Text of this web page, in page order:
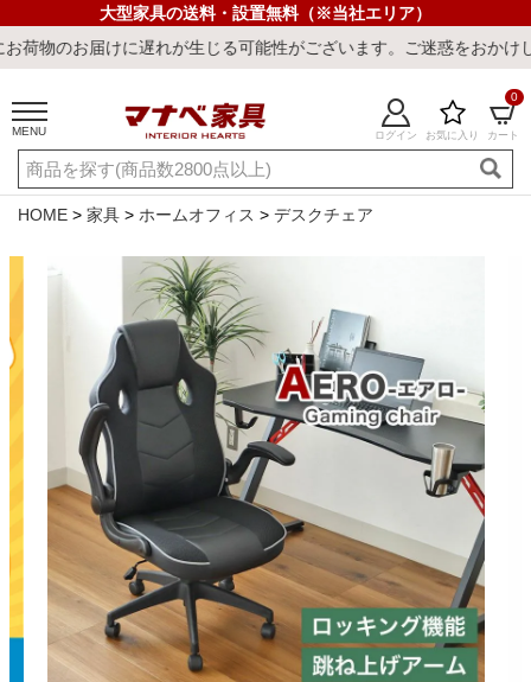
大型家具の送料・設置無料（※当社エリア）
に遅れが生じる可能性がございます。ご迷惑をおかけしまして誠
MENU ログイン お気に入り カート
0
ご利用ガイド 新規会員登録
店舗一覧 閲覧履歴
キーワード・商品番号で探す
最短発送 冷感寝具 ワークデスク ウィルトンラ
カテゴリから探す
HOME 家具 ホームオフィス デスクチェア